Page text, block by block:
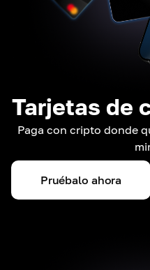
Tarjetas de
Paga con cripto donde
Pruébalo ahora